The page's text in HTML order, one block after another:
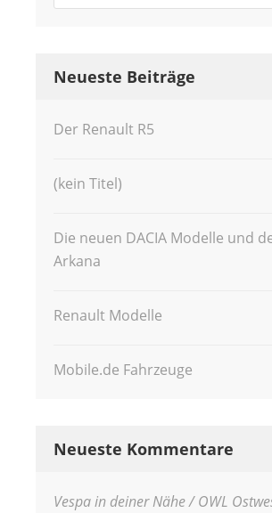
Neueste Beiträge
Der Renault R5
(kein Titel)
Die neuen DACIA Modelle und
Arkana
Renault Modelle
Mobile.de Fahrzeuge
Neueste Kommentare
Vespa in deiner Nähe / OWL